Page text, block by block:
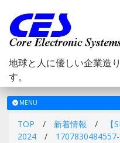
地球と人に優しい企業造
す。
メ
ニ
MENU
TOP / 新着情報 /
2024 /